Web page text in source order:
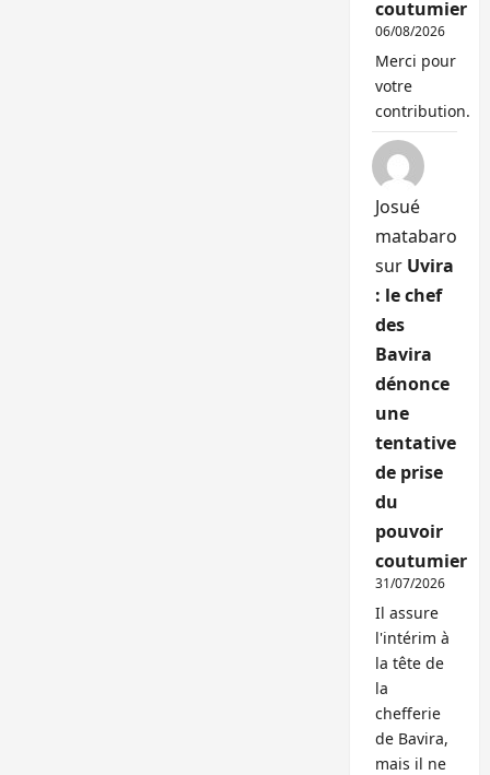
coutumier
06/08/2026
Merci pour
votre
contribution.
Josué
matabaro
sur Uvira
: le chef
des
Bavira
dénonce
une
tentative
de prise
du
pouvoir
coutumier
31/07/2026
Il assure
l'intérim à
la tête de
la
chefferie
de Bavira,
mais il ne